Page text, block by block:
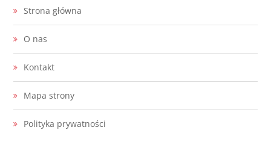
Strona główna
O nas
Kontakt
Mapa strony
Polityka prywatności